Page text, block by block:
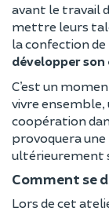
avant le travail
mettre leurs
la confection
développer
C’est un
vivre
coopération
provoquera
ultérieurement
Comment se
Lors de cet